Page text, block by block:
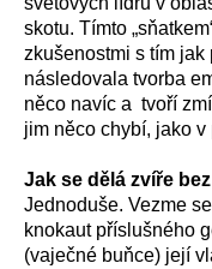
skotu. Tímto
zkušenostmi s tím
následovala tvorba
něco navíc a tvoří
jim něco chybí, jako
Jak se dělá zvíře
Jednoduše. Vezme
knokaut příslušného
(vaječné buňce) její